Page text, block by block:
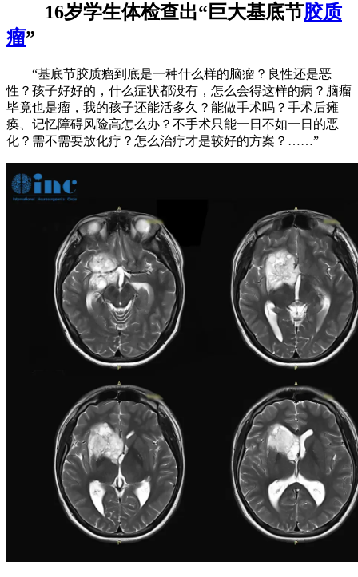
16岁学生体检查出“巨大基底节胶质
瘤”
“基底节胶质瘤到底是一种什么样的脑瘤？良性还是恶
性？孩子好好的，什么症状都没有，怎么会得这样的病？脑瘤
毕竟也是瘤，我的孩子还能活多久？能做手术吗？手术后瘫
痪、记忆障碍风险高怎么办？不手术只能一日不如一日的恶
化？需不需要放化疗？怎么治疗才是较好的方案？……”